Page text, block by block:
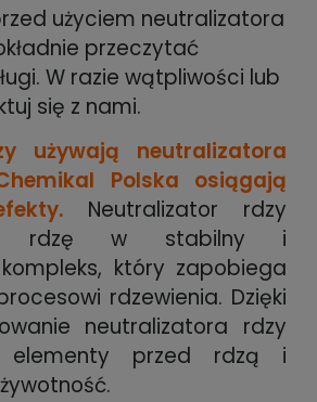
użyciem neutralizatora
przeczytać
W razie wątpliwości lub
się z nami.
używają neutralizatora
Polska osiągają
Neutralizator rdzy
rdzę w stabilny i
który zapobiega
rdzewienia. Dzięki
neutralizatora rdzy
elementy przed rdzą i